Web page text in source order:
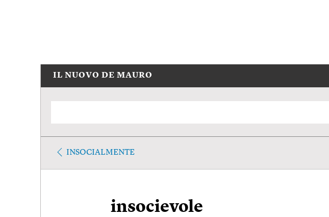
IL NUOVO DE MAURO
INSOCIALMENTE
insocievole